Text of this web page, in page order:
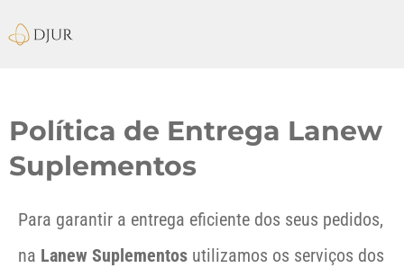
Política de Entrega Lanew
Suplementos
Para garantir a entrega eficiente dos seus pedidos,
na Lanew Suplementos utilizamos os serviços dos